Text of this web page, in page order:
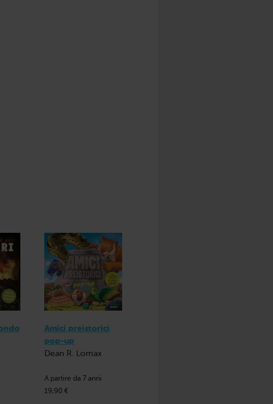
Amici preistorici
pop-up
Dean R. Lomax
A partire da 7 anni
19,90 €